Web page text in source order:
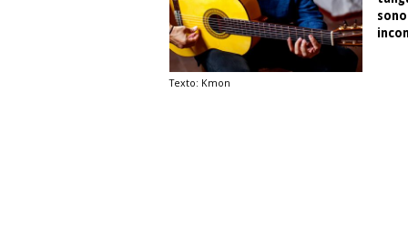
Texto: Kmon